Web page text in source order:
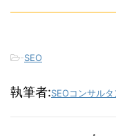
-SEO
執筆者:SEOコンサル